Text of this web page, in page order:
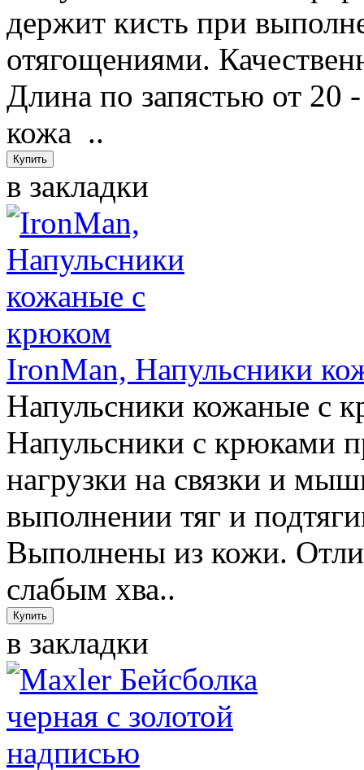
держит кисть при
отягощениями.
Длина по запястью от 20
кожа ..
в закладки
IronMan, Напульсники
Напульсники
Напульсники с крюками
нагрузки на связки и
выполнении тяг и
Выполнены из кожи.
слабым хва..
в закладки